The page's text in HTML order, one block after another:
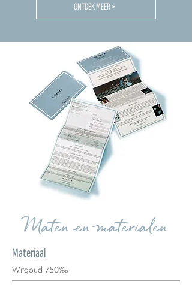
ONTDEK MEER >
Maten en materialen
Materiaal
Witgoud 750‰